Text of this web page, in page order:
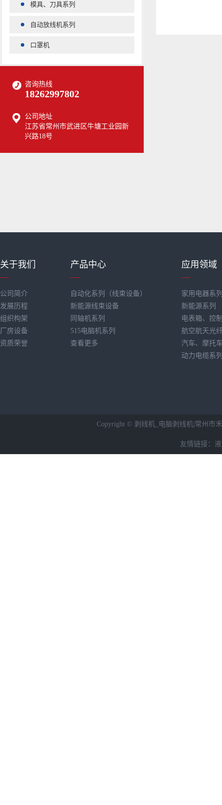
模具、刀具系列
自动放线机系列
口罩机
咨询热线
18262997802
公司地址
江苏省常州市武进区牛塘工业园新
兴路18号
关于我们
公司简介
发展历程
组织构架
厂房设备
资质荣誉
产品中心
自动化系列（线束设备）
新能源线束设备
同轴机系列
515电脑机系列
查看更多
应用领域
家用电器系
新能源系列
电表箱、控
航空航天光
汽车、摩托
动力电缆系
Copyright © 剥线机_电脑剥线机|常州市
友情链接：